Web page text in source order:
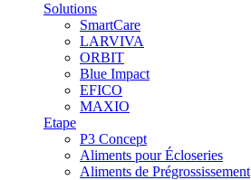
Solutions
SmartCare
LARVIVA
ORBIT
Blue Impact
EFICO
MAXIO
Etape
P3 Concept
Aliments pour Écloseries
Aliments de Prégrossissement